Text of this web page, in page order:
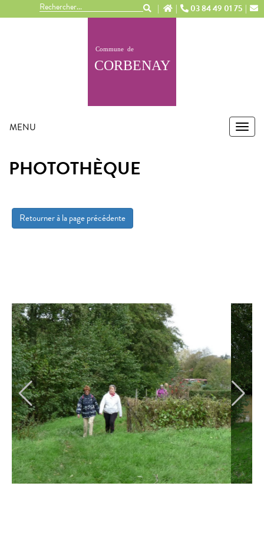
03 84 49 01 75
MENU
PHOTOTHÈQUE
Retourner à la page précédente
Panneau de gestion des cookies